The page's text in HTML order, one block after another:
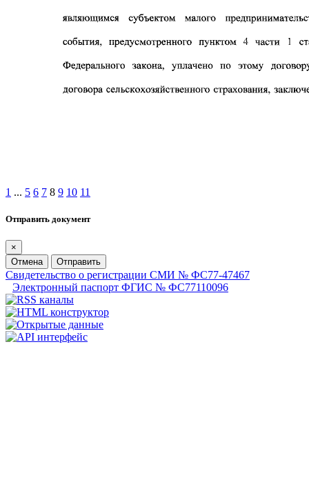
1 ... 5 6 7 8 9 10 11
Отправить документ
×
Отмена
Отправить
Свидетельство о регистрации СМИ № ФС77-47467
Электронный паспорт ФГИС № ФС77110096